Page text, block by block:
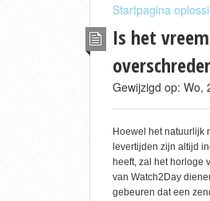
Startpagina
Is het
Gewijzigd op: Wo,
Hoewel het natuurlijk
levertijden zijn altijd
heeft, zal het horloge
van Watch2Day
gebeuren dat een